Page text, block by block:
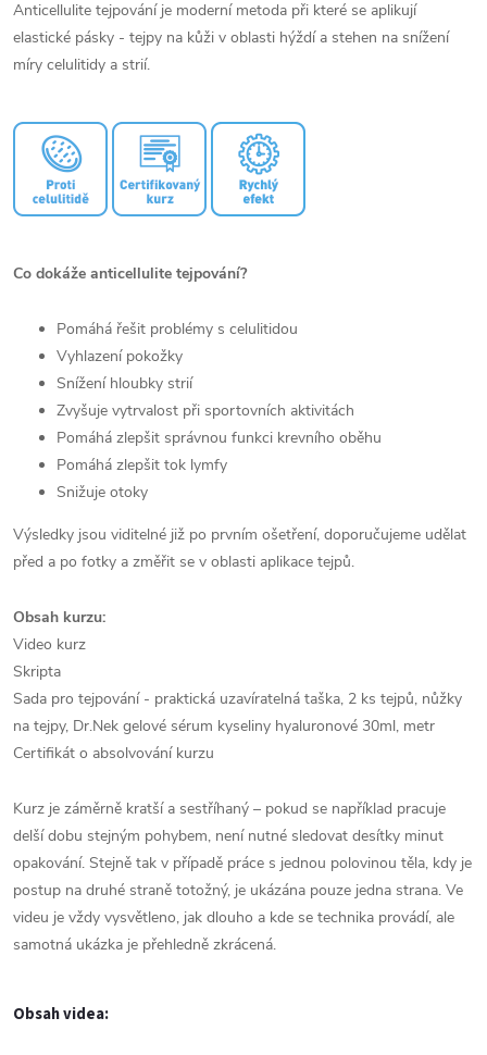
Anticellulite tejpování je moderní metoda při které se aplikují
elastické pásky - tejpy na kůži v oblasti hýždí a stehen na snížení
míry celulitidy a strií.
Co dokáže anticellulite tejpování?
Pomáhá řešit problémy s celulitidou
Vyhlazení pokožky
Snížení hloubky strií
Zvyšuje vytrvalost při sportovních aktivitách
Pomáhá zlepšit správnou funkci krevního oběhu
Pomáhá zlepšit tok lymfy
Snižuje otoky
Výsledky jsou viditelné již po prvním ošetření, doporučujeme udělat
před a po fotky a změřit se v oblasti aplikace tejpů.
Obsah kurzu:
Video kurz
Skripta
Sada pro tejpování - praktická uzavíratelná taška, 2 ks tejpů, nůžky
na tejpy, Dr.Nek gelové sérum kyseliny hyaluronové 30ml, metr
Certifikát o absolvování kurzu
Kurz je záměrně kratší a sestříhaný – pokud se například pracuje
delší dobu stejným pohybem, není nutné sledovat desítky minut
opakování. Stejně tak v případě práce s jednou polovinou těla, kdy je
postup na druhé straně totožný, je ukázána pouze jedna strana. Ve
videu je vždy vysvětleno, jak dlouho a kde se technika provádí, ale
samotná ukázka je přehledně zkrácená.
Obsah videa: